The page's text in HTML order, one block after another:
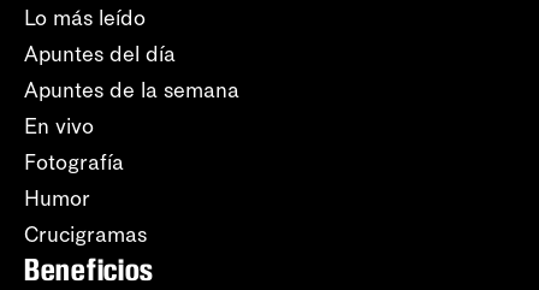
Lo más leído
Apuntes del día
Apuntes de la semana
En vivo
Fotografía
Humor
Crucigramas
Beneficios